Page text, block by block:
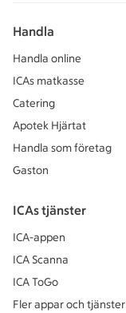
Handla
Handla online
ICAs matkasse
Catering
Apotek Hjärtat
Handla som företag
Gaston
ICAs tjänster
ICA-appen
ICA Scanna
ICA ToGo
Fler appar och tjänster